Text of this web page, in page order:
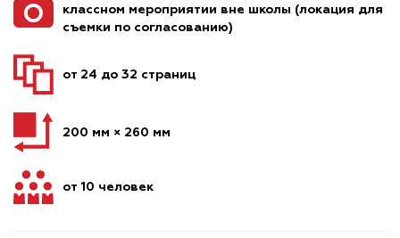
классном мероприятии вне школы (локация для
съемки по согласованию)
от 24 до 32 страниц
200 мм × 260 мм
от 10 человек